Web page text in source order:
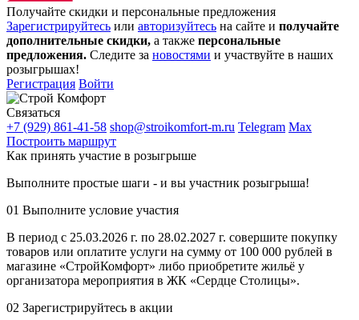
Получайте скидки и персональные предложения
Зарегистрируйтесь или авторизуйтесь на сайте и получайте
дополнительные скидки, а также персональные
предложения. Следите за новостями и участвуйте в наших
розыгрышах!
Регистрация Войти
Связаться
+7 (929) 861-41-58 shop@stroikomfort-m.ru Telegram Max
Построить маршрут
Как принять участие в розыгрыше
Выполните простые шаги - и вы участник розыгрыша!
01 Выполните условие участия
В период с 25.03.2026 г. по 28.02.2027 г. совершите покупку
товаров или оплатите услуги на сумму от 100 000 рублей в
магазине «СтройКомфорт» либо приобретите жильё у
организатора мероприятия в ЖК «Сердце Столицы».
02 Зарегистрируйтесь в акции